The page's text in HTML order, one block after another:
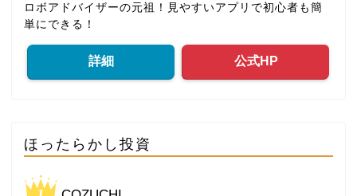
ロボアドバイザーの元祖！見やすいアプリで初心者も簡
単にできる！
詳細 公式HP
ほったらかし投資